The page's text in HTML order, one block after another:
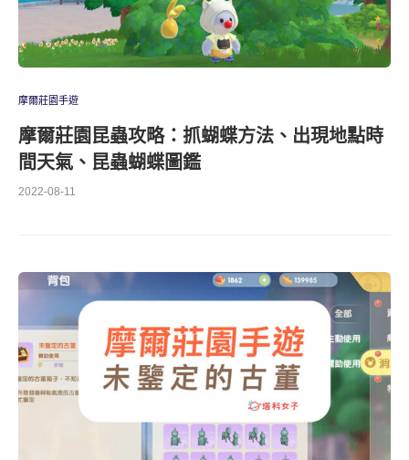
摩爾莊園手遊
摩爾莊園昆蟲攻略：抓蝴蝶方法、出現地點時
間天氣、昆蟲蝴蝶圖鑑
2022-08-11